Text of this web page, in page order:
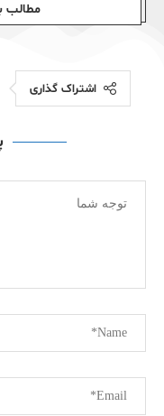
مطالب
اشتراک گذاری